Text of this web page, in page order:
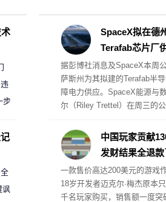
SpaceX拟在德
Terafab芯片厂
据彭博社消息及SpaceX本周
萨斯州为其拟建的Terafab半
障电力供应。SpaceX能源与
尔（Riley Trettel）在周三的
阵列。
中国玩家贡献
发财结果全退款
一款售价高达200美元的游戏
18岁开发者迈克尔·梅杰原本
千名玩家购买，销售额一度突
步
讽